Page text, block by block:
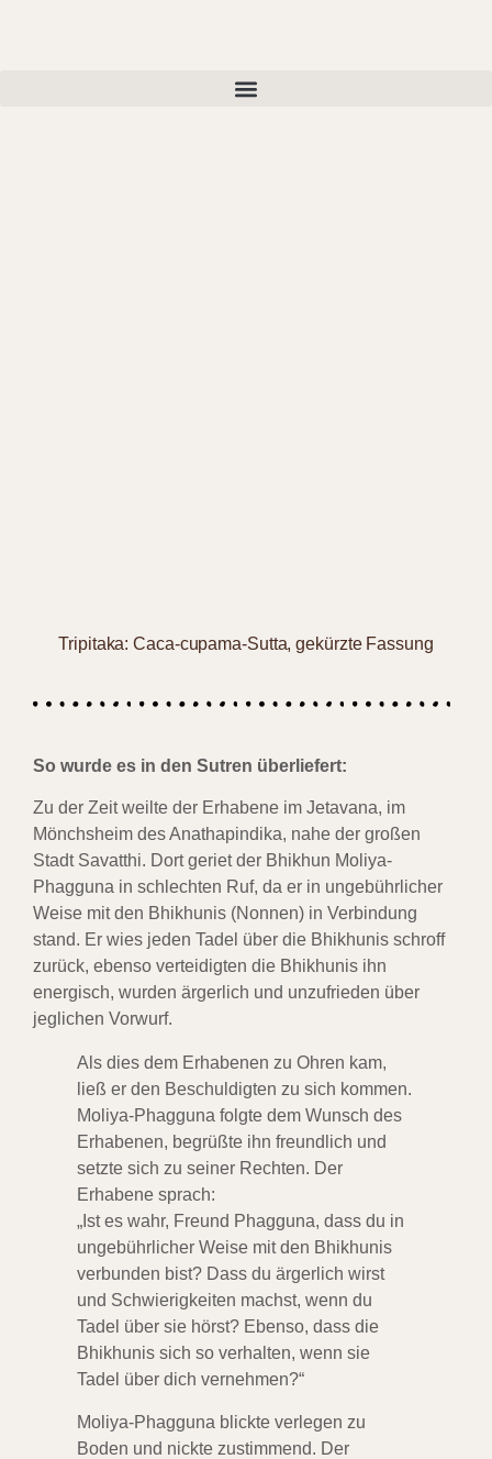
Tripitaka: Caca-cupama-Sutta, gekürzte Fassung
So wurde es in den Sutren überliefert:
Zu der Zeit weilte der Erhabene im Jetavana, im
Mönchsheim des Anathapindika, nahe der großen
Stadt Savatthi. Dort geriet der Bhikhun Moliya-
Phagguna in schlechten Ruf, da er in ungebührlicher
Weise mit den Bhikhunis (Nonnen) in Verbindung
stand. Er wies jeden Tadel über die Bhikhunis schroff
zurück, ebenso verteidigten die Bhikhunis ihn
energisch, wurden ärgerlich und unzufrieden über
jeglichen Vorwurf.
Als dies dem Erhabenen zu Ohren kam,
ließ er den Beschuldigten zu sich kommen.
Moliya-Phagguna folgte dem Wunsch des
Erhabenen, begrüßte ihn freundlich und
setzte sich zu seiner Rechten. Der
Erhabene sprach:
„Ist es wahr, Freund Phagguna, dass du in
ungebührlicher Weise mit den Bhikhunis
verbunden bist? Dass du ärgerlich wirst
und Schwierigkeiten machst, wenn du
Tadel über sie hörst? Ebenso, dass die
Bhikhunis sich so verhalten, wenn sie
Tadel über dich vernehmen?“
Moliya-Phagguna blickte verlegen zu
Boden und nickte zustimmend. Der